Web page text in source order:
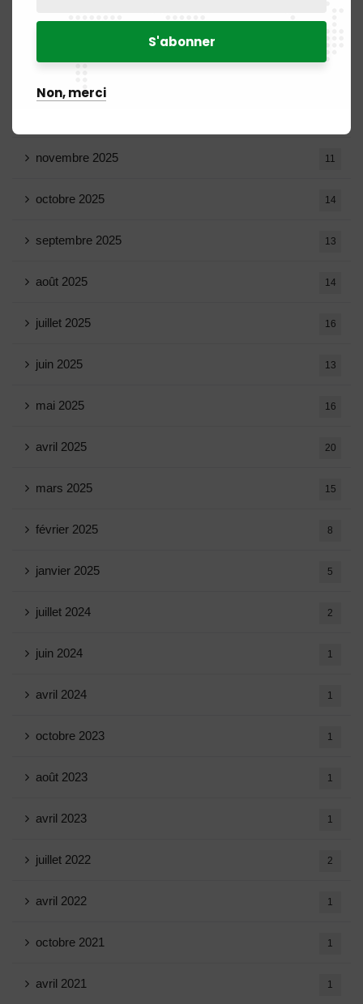
novembre 2025 11
octobre 2025 14
septembre 2025 13
août 2025 14
juillet 2025 16
juin 2025 13
mai 2025 16
avril 2025 20
mars 2025 15
février 2025 8
janvier 2025 5
juillet 2024 2
juin 2024 1
avril 2024 1
octobre 2023 1
août 2023 1
avril 2023 1
juillet 2022 2
avril 2022 1
octobre 2021 1
avril 2021 1
Non, merci